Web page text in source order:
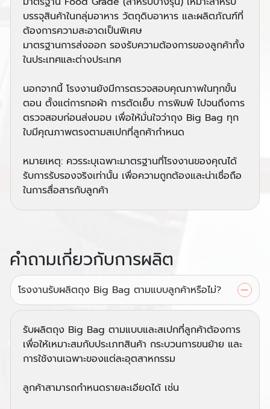
บรรจุสินค้าในกลุ่มอาหาร วัตถุดิบอาหาร และผลิตภัณฑ์ที่
ต้องการความสะอาดเป็นพิเศษ
มาตรฐานการส่งออก รองรับความต้องการของลูกค้าทั้ง
ในประเทศและต่างประเทศ
นอกจากนี้ โรงงานยังมีการตรวจสอบคุณภาพในทุกขั้น
ตอน ตั้งแต่การทอผ้า การตัดเย็บ การพิมพ์ ไปจนถึงการ
ตรวจสอบก่อนส่งมอบ เพื่อให้มั่นใจว่าถุง Big Bag ทุก
ใบมีคุณภาพตรงตามสเปกที่ลูกค้ากำหนด
หมายเหตุ: ควรระบุเฉพาะมาตรฐานที่โรงงานของคุณได้
รับการรับรองจริงเท่านั้น เพื่อความถูกต้องและน่าเชื่อถือ
ในการสื่อสารกับลูกค้า
คำถามเกี่ยวกับการผลิต
โรงงานรับผลิตถุง Big Bag ตามแบบลูกค้าหรือไม่?
รับผลิตถุง Big Bag ตามแบบและสเปกที่ลูกค้าต้องการ
เพื่อให้เหมาะสมกับประเภทสินค้า กระบวนการขนย้าย และ
การใช้งานเฉพาะของแต่ละอุตสาหกรรม
ลูกค้าสามารถกำหนดรายละเอียดได้ เช่น